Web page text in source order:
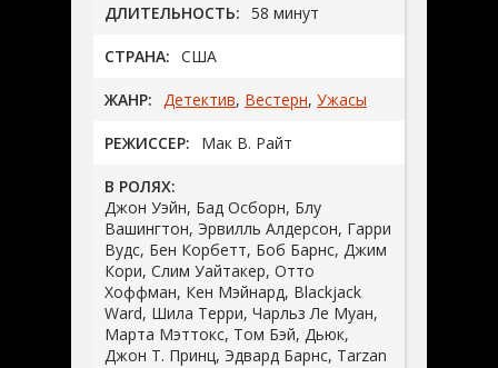
ДЛИТЕЛЬНОСТЬ: 58 минут
СТРАНА: США
ЖАНР: Детектив, Вестерн, Ужасы
РЕЖИССЕР: Мак В. Райт
В РОЛЯХ:
Джон Уэйн, Бад Осборн, Блу
Вашингтон, Эрвилль Алдерсон, Гарри
Вудс, Бен Корбетт, Боб Барнс, Джим
Кори, Слим Уайтакер, Отто
Хоффман, Кен Мэйнард, Blackjack
Ward, Шила Терри, Чарльз Ле Муан,
Марта Мэттокс, Том Бэй, Дьюк,
Джон Т. Принц, Эдвард Барнс, Tarzan